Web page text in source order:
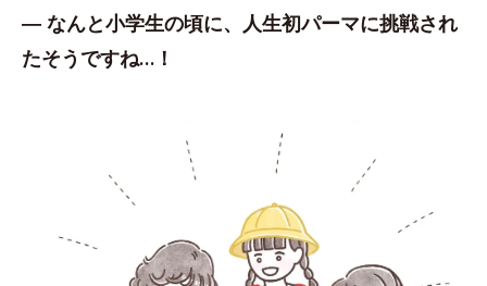
― なんと小学生の頃に、人生初パーマに挑戦され
たそうですね…！